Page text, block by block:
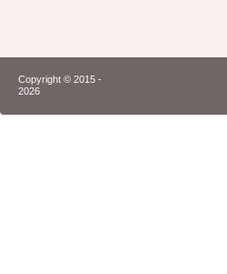
Copyright © 2015 -
2026